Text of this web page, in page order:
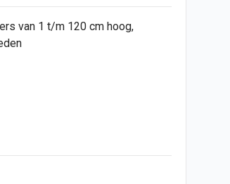
van 1 t/m 120 cm hoog,